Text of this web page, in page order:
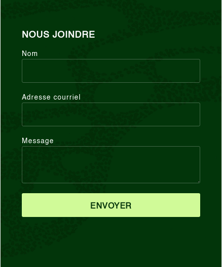
NOUS JOINDRE
Nom
Adresse courriel
Message